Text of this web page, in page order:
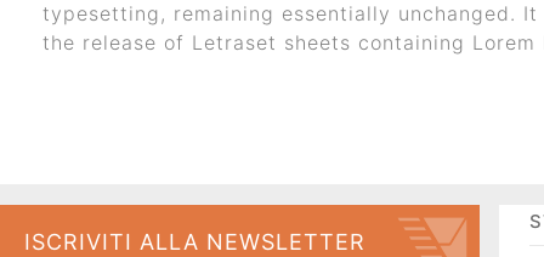
typesetting, remaining essentially unchanged.
the release of Letraset sheets containing Lorem
ISCRIVITI ALLA NEWSLETTER